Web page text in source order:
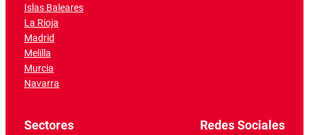
Islas Baleares
La Rioja
Madrid
Melilla
Murcia
Navarra
Sectores Redes Sociales